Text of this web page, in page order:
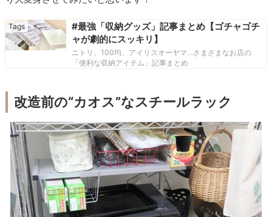
#最強「収納グッズ」記事まとめ【ゴチャゴチ
ャが劇的にスッキリ】
ニトリ、100均、アイリスオーヤマ…さまざまなお店の
「便利な収納アイテム」記事まとめ
改造前の“カオス”なスチールラック